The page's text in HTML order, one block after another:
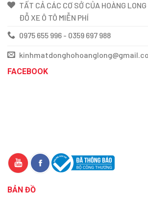
TẤT CẢ CÁC CƠ SỞ CỦA HOÀNG
ĐỖ XE Ô TÔ MIỄN PHÍ
0975 655 996 - 0359 697 988
FACEBOOK
BẢN ĐỒ